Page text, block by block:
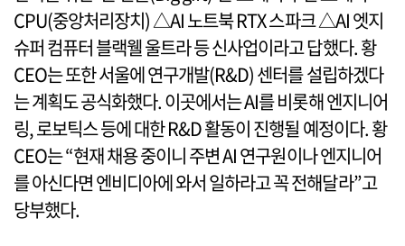
CPU(중앙처리장치) △AI 노트북 RTX 스파크 △AI 엣지
슈퍼 컴퓨터 블랙웰 울트라 등 신사업이라고 답했다. 황
CEO는 또한 서울에 연구개발(R&D) 센터를 설립하겠다
는 계획도 공식화했다. 이곳에서는 AI를 비롯해 엔지니어
링, 로보틱스 등에 대한 R&D 활동이 진행될 예정이다. 황
CEO는 “현재 채용 중이니 주변 AI 연구원이나 엔지니어
를 아신다면 엔비디아에 와서 일하라고 꼭 전해달라”고
당부했다.